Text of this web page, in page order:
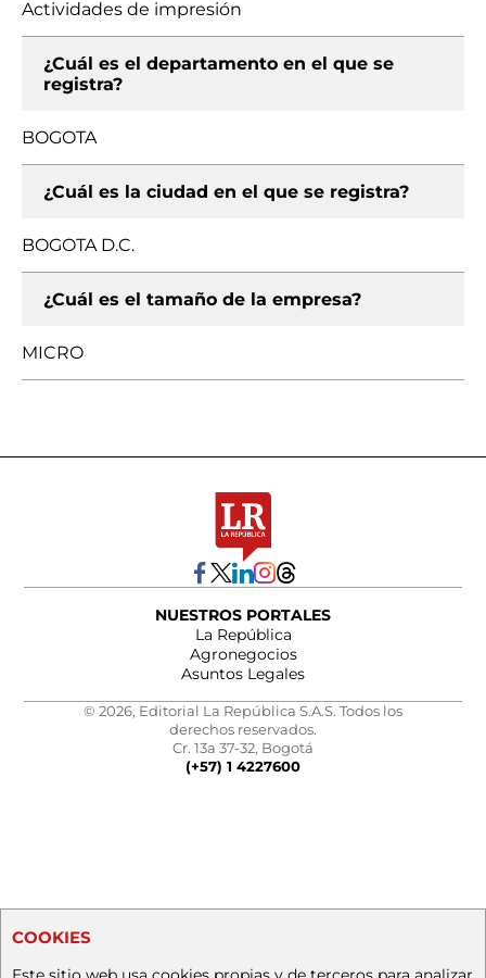
Actividades de impresión
¿Cuál es el departamento en el que se
registra?
BOGOTA
¿Cuál es la ciudad en el que se registra?
BOGOTA D.C.
¿Cuál es el tamaño de la empresa?
MICRO
NUESTROS PORTALES
La República
Agronegocios
Asuntos Legales
© 2026, Editorial La República S.A.S. Todos los
derechos reservados.
Cr. 13a 37-32, Bogotá
(+57) 1 4227600
COOKIES